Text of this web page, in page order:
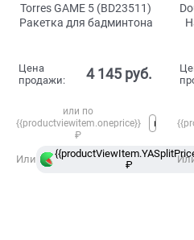
Torres GAME 5 (BD23511)
Ракетка для бадминтона
Цена
продажи:
4 145 руб.
или по
{{productviewitem.oneprice}}
₽
Или
₽